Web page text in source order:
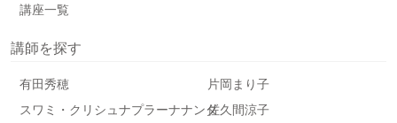
講座一覧
講師を探す
有田秀穂
片岡まり子
スワミ・クリシュナプラーナナンダ佐久間涼子